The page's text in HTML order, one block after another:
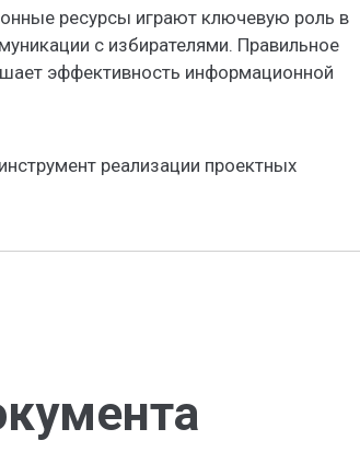
ресурсы играют ключевую роль в
с избирателями. Правильное
эффективность информационной
реализации проектных